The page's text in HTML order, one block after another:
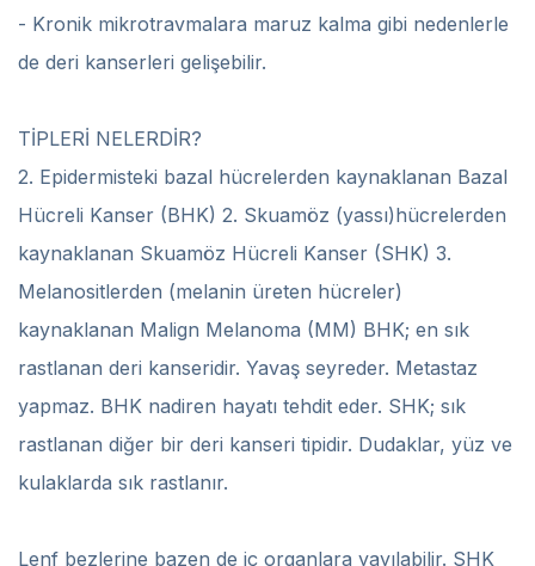
- Kronik mikrotravmalara maruz kalma gibi nedenlerle
de deri kanserleri gelişebilir.
TİPLERİ NELERDİR?
2. Epidermisteki bazal hücrelerden kaynaklanan Bazal
Hücreli Kanser (BHK) 2. Skuamöz (yassı)hücrelerden
kaynaklanan Skuamöz Hücreli Kanser (SHK) 3.
Melanositlerden (melanin üreten hücreler)
kaynaklanan Malign Melanoma (MM) BHK; en sık
rastlanan deri kanseridir. Yavaş seyreder. Metastaz
yapmaz. BHK nadiren hayatı tehdit eder. SHK; sık
rastlanan diğer bir deri kanseri tipidir. Dudaklar, yüz ve
kulaklarda sık rastlanır.
Lenf bezlerine bazen de iç organlara yayılabilir. SHK